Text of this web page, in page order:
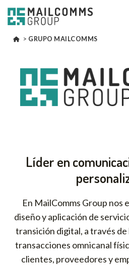
> GRUPO MAILCOMMS
Líder en
En MailComms Group nos
diseño y aplicación de
transición digital, a través
transacciones omnicanal
clientes, proveedores y